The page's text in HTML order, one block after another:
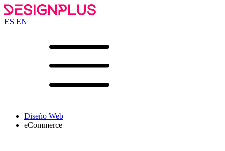
ES EN
Diseño Web
eCommerce